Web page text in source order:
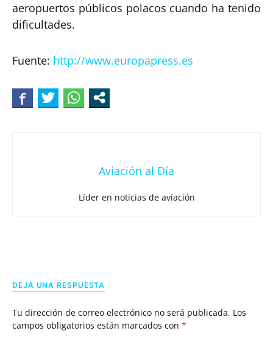
aeropuertos públicos polacos cuando ha tenido
dificultades.
Fuente: http://www.europapress.es
Aviación al Día
Líder en noticias de aviación
DEJA UNA RESPUESTA
Tu dirección de correo electrónico no será publicada. Los
campos obligatorios están marcados con *